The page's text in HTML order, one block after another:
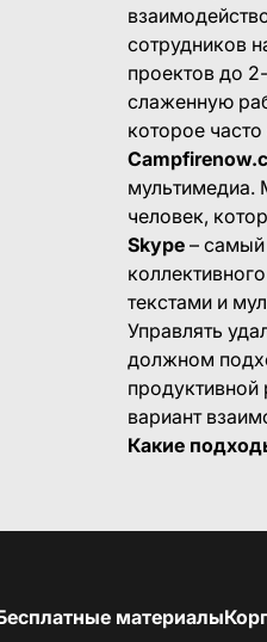
сотрудников
проектов до
слаженную
которое
мультимедиа.
человек,
Skype – самый
текстами и
Управлять
должном
вариант
Какие
материалы